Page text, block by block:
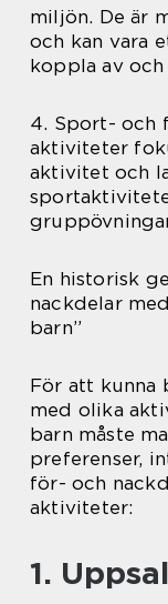
miljön. De är
och kan vara
koppla av
4. Sport- och
aktiviteter
aktivitet och
En historisk
nackdelar
barn”
För att kunna
med olika
barn måste
preferenser,
för- och
aktiviteter:
1.